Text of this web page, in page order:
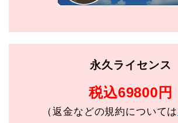
永久ライセンス
税込69800円
（返金などの規約については